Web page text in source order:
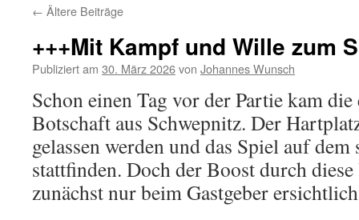
Inhalt
← Ältere Beiträge
+++Mit Kampf und Wille zum
Publiziert am 30. März 2026von Johannes Wunsch
Schon einen Tag vor der Partie kam
Botschaft aus Schwepnitz. Der
gelassen werden und das Spiel auf
stattfinden. Doch der Boost durch
zunächst nur beim Gastgeber